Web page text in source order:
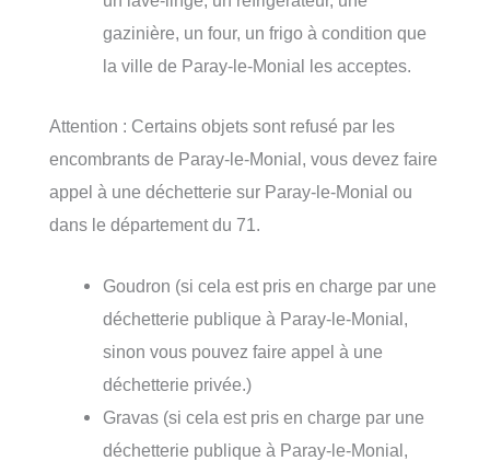
gazinière, un four, un frigo à condition que
la ville de Paray-le-Monial les acceptes.
Attention : Certains objets sont refusé par les
encombrants de Paray-le-Monial, vous devez faire
appel à une déchetterie sur Paray-le-Monial ou
dans le département du 71.
Goudron (si cela est pris en charge par une
déchetterie publique à Paray-le-Monial,
sinon vous pouvez faire appel à une
déchetterie privée.)
Gravas (si cela est pris en charge par une
déchetterie publique à Paray-le-Monial,